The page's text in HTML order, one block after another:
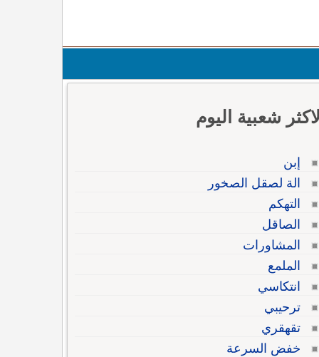
الاكثر شعبية اليوم
إبن
الة لصقل الصخور
التهكم
الصاقل
المشاورات
الملمع
انتكاسي
ترحيبي
تقهقري
خفض السرعة